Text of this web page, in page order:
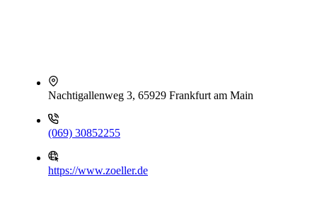
Nachtigallenweg 3, 65929 Frankfurt am Main
(069) 30852255
https://www.zoeller.de